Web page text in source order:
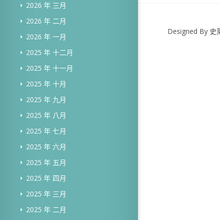
2026 年 三月
2026 年 二月
2026 年 一月
2025 年 十二月
2025 年 十一月
2025 年 十月
2025 年 九月
2025 年 八月
2025 年 七月
2025 年 六月
2025 年 五月
2025 年 四月
2025 年 三月
2025 年 二月
Designed By 史